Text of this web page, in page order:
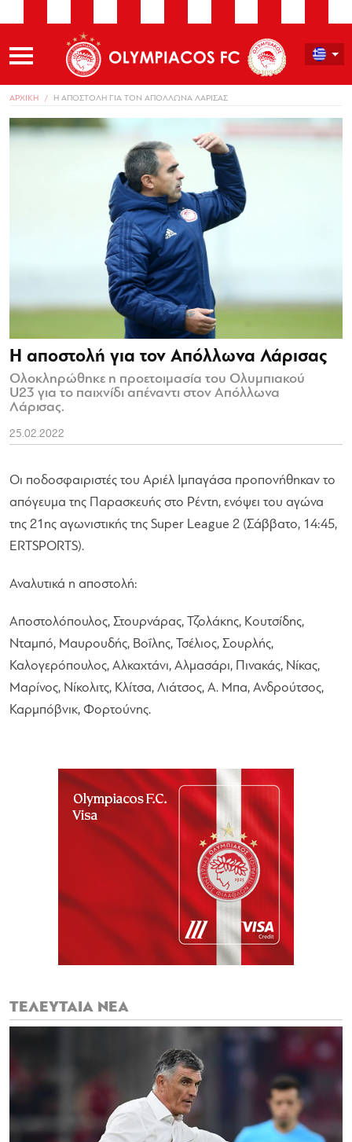
ΑΡΧΙΚΗ Η ΑΠΟΣΤΟΛΗ ΓΙΑ ΤΟΝ ΑΠΟΛΛΩΝΑ ΛΑΡΙΣΑΣ
Η αποστολή για τον Απόλλωνα Λάρισας
Ολοκληρώθηκε η προετοιμασία του Ολυμπιακού
U23 για το παιχνίδι απέναντι στον Απόλλωνα
Λάρισας.
25.02.2022
Οι ποδοσφαιριστές του Αριέλ Ιμπαγάσα προπονήθηκαν το
απόγευμα της Παρασκευής στο Ρέντη, ενόψει του αγώνα
της 21ης αγωνιστικής της Super League 2 (Σάββατο, 14:45,
ERTSPORTS).
Αναλυτικά η αποστολή:
Αποστολόπουλος, Στουρνάρας, Τζολάκης, Κουτσίδης,
Νταμπό, Μαυρουδής, Βοΐλης, Τσέλιος, Σουρλής,
Καλογερόπουλος, Αλκαχτάνι, Αλμασάρι, Πινακάς, Νίκας,
Μαρίνος, Νίκολιτς, Κλίτσα, Λιάτσος, A. Μπα, Ανδρούτσος,
Καρμπόβνικ, Φορτούνης.
ΤΕΛΕΥΤΑΙΑ ΝΕΑ